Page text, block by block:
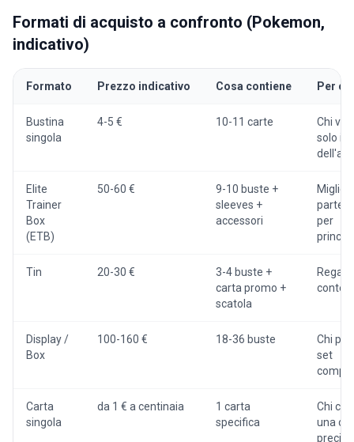
Formati di acquisto a confronto (Pokemon,
indicativo)
Formato Prezzo indicativo Cosa contiene Per chi
Bustina
singola
4-5 € 10-11 carte
Chi
solo il
Elite
Trainer
Box
(ETB)
50-60 €
9-10 buste +
sleeves +
accessori
Miglior
per
Tin 20-30 €
3-4 buste +
carta promo +
scatola
Regalo,
Display /
Box
100-160 € 18-36 buste
Chi
set
Carta
singola
da 1 € a centinaia
1 carta
specifica
Chi
una
precisa